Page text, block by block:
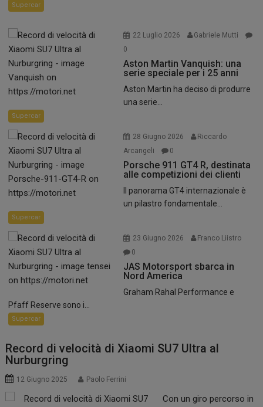
Supercar
22 Luglio 2026
Gabriele Mutti
0
Aston Martin Vanquish: una
serie speciale per i 25 anni
Aston Martin ha deciso di produrre
una serie...
Supercar
28 Giugno 2026
Riccardo
Arcangeli
0
Porsche 911 GT4 R, destinata
alle competizioni dei clienti
Il panorama GT4 internazionale è
un pilastro fondamentale...
Supercar
23 Giugno 2026
Franco Liistro
0
JAS Motorsport sbarca in
Nord America
Graham Rahal Performance e
Pfaff Reserve sono i...
Supercar
Record di velocità di Xiaomi SU7 Ultra al
Nurburgring
12 Giugno 2025 Paolo Ferrini
Con un giro percorso in